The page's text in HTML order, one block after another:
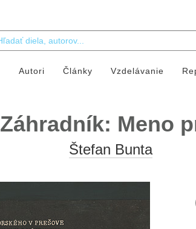
Autori Články Vzdelávanie
Meno
Štefan Bunta